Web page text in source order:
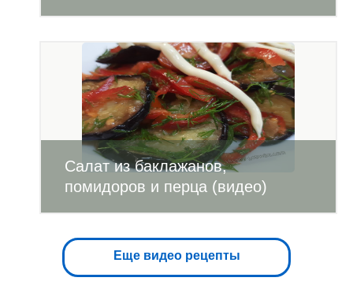
Салат из баклажанов,
помидоров и перца (видео)
Еще видео рецепты